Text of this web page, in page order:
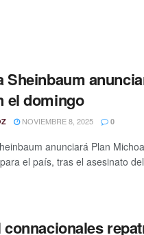
Sheinbaum
el domingo
NOVIEMBRE 8, 2025 0
anunciará Plan
el país, tras el asesinato
connacionales